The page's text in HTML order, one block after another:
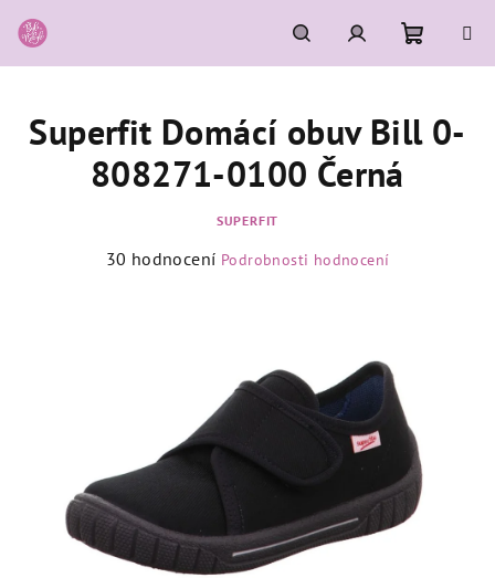
na
obsah
HledatPřihlášeníNákupní
košík
Superfit Domácí obuv Bill 0-
808271-0100 Černá
SUPERFIT
Průměrné
30 hodnocení Podrobnosti hodnocení